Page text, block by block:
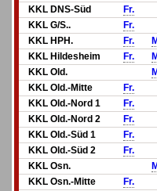
KKL DNS-Süd
Fr.
KKL G/S..
Fr.
KKL HPH.
Fr.
KKL Hildesheim
Fr.
KKL Old.
KKL Old.-Mitte
Fr.
KKL Old.-Nord 1
Fr.
KKL Old.-Nord 2
Fr.
KKL Old.-Süd 1
Fr.
KKL Old.-Süd 2
Fr.
KKL Osn.
KKL Osn.-Mitte
Fr.